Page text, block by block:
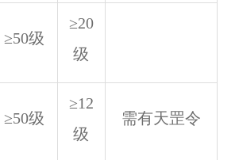
≥50级
≥20
级
≥50级
≥12
级
需有天罡令